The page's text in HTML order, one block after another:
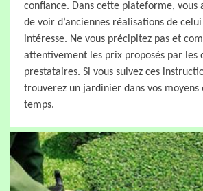
confiance. Dans cette plateforme, vous
de voir d’anciennes réalisations de
intéresse. Ne vous précipitez pas et
attentivement les prix proposés par les
prestataires. Si vous suivez ces
trouverez un jardinier dans vos moyens
temps.